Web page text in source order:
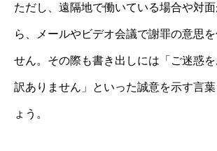
ただし、遠隔地で働いている場合や対
ら、メールやビデオ会議で謝罪の意思
せん。その際も書き出しには「ご迷惑
訳ありません」といった誠意を示す言
ょう。